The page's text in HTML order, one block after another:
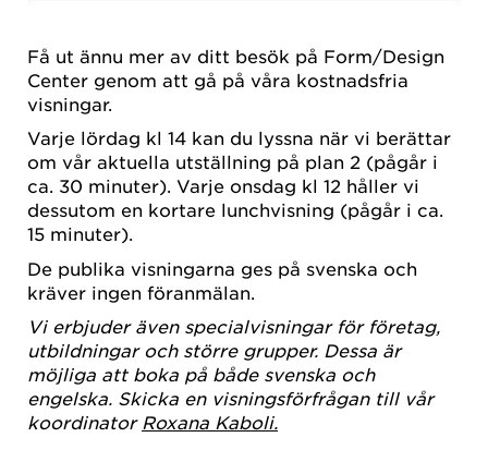
Få ut ännu mer av ditt besök på Form/Design
Center genom att gå på våra kostnadsfria
visningar.
Varje lördag kl 14 kan du lyssna när vi berättar
om vår aktuella utställning på plan 2 (pågår i
ca. 30 minuter). Varje onsdag kl 12 håller vi
dessutom en kortare lunchvisning (pågår i ca.
15 minuter).
De publika visningarna ges på svenska och
kräver ingen föranmälan.
Vi erbjuder även specialvisningar för företag,
utbildningar och större grupper. Dessa är
möjliga att boka på både svenska och
engelska. Skicka en visningsförfrågan till vår
koordinator Roxana Kaboli.